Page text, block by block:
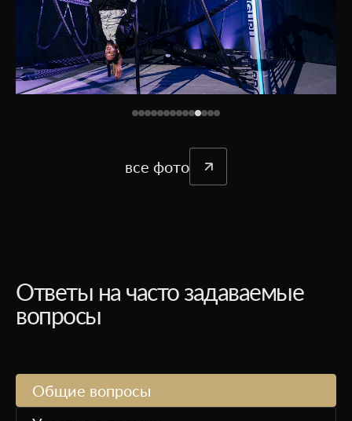
все фото
Ответы на часто задаваемые
вопросы
Общие вопросы